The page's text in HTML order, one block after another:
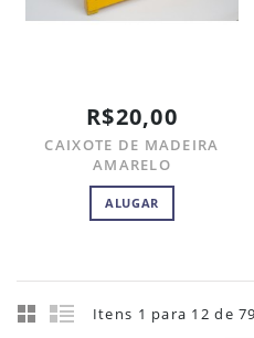
R$20,00
CAIXOTE DE MADEIRA
AMARELO
ALUGAR
Itens 1 para 12 de